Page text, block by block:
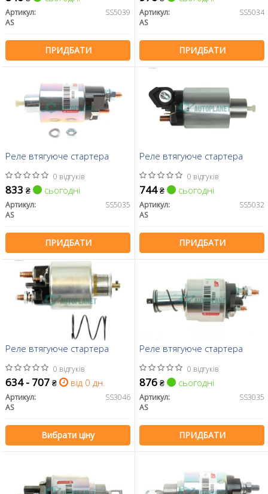
Артикул:
SS5039
AS
ПРИДБАТИ
Артикул:
SS5034
AS
ПРИДБАТИ
Реле втягуюче стартера
0 відгуків
833 ₴ сьогодні
Артикул:
SS5035
AS
ПРИДБАТИ
Реле втягуюче стартера
0 відгуків
744₴ сьогодні
Артикул:
SS5032
AS
ПРИДБАТИ
Реле втягуюче стартера
0 відгуків
634 - 707 ₴ від 0 дн.
Артикул:
SS3046
AS
Вибрати ціну
Реле втягуюче стартера
0 відгуків
876 ₴ сьогодні
Артикул:
SS3035
AS
ПРИДБАТИ